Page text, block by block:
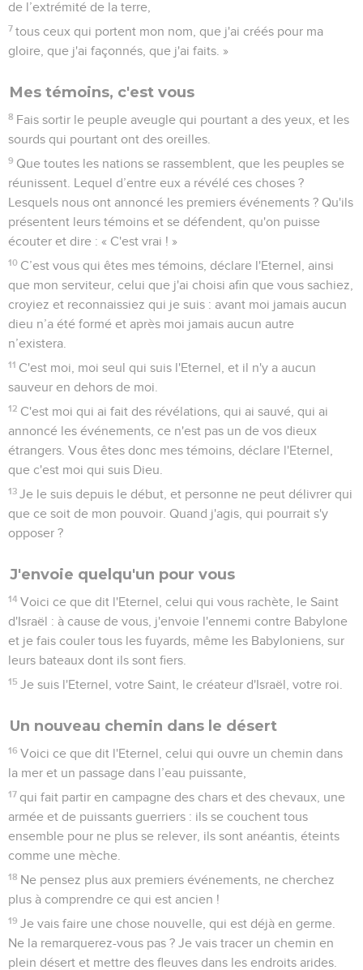
de l’extrémité de la terre,
7 tous ceux qui portent mon nom, que j'ai créés pour ma
gloire, que j'ai façonnés, que j'ai faits. »
Mes témoins, c'est vous
8 Fais sortir le peuple aveugle qui pourtant a des yeux, et les
sourds qui pourtant ont des oreilles.
9 Que toutes les nations se rassemblent, que les peuples se
réunissent. Lequel d’entre eux a révélé ces choses ?
Lesquels nous ont annoncé les premiers événements ? Qu'ils
présentent leurs témoins et se défendent, qu'on puisse
écouter et dire : « C'est vrai ! »
10 C’est vous qui êtes mes témoins, déclare l'Eternel, ainsi
que mon serviteur, celui que j'ai choisi afin que vous sachiez,
croyiez et reconnaissiez qui je suis : avant moi jamais aucun
dieu n’a été formé et après moi jamais aucun autre
n’existera.
11 C'est moi, moi seul qui suis l'Eternel, et il n'y a aucun
sauveur en dehors de moi.
12 C'est moi qui ai fait des révélations, qui ai sauvé, qui ai
annoncé les événements, ce n'est pas un de vos dieux
étrangers. Vous êtes donc mes témoins, déclare l'Eternel,
que c'est moi qui suis Dieu.
13 Je le suis depuis le début, et personne ne peut délivrer qui
que ce soit de mon pouvoir. Quand j'agis, qui pourrait s'y
opposer ?
J'envoie quelqu'un pour vous
14 Voici ce que dit l'Eternel, celui qui vous rachète, le Saint
d'Israël : à cause de vous, j'envoie l'ennemi contre Babylone
et je fais couler tous les fuyards, même les Babyloniens, sur
leurs bateaux dont ils sont fiers.
15 Je suis l'Eternel, votre Saint, le créateur d'Israël, votre roi.
Un nouveau chemin dans le désert
16 Voici ce que dit l'Eternel, celui qui ouvre un chemin dans
la mer et un passage dans l’eau puissante,
17 qui fait partir en campagne des chars et des chevaux, une
armée et de puissants guerriers : ils se couchent tous
ensemble pour ne plus se relever, ils sont anéantis, éteints
comme une mèche.
18 Ne pensez plus aux premiers événements, ne cherchez
plus à comprendre ce qui est ancien !
19 Je vais faire une chose nouvelle, qui est déjà en germe.
Ne la remarquerez-vous pas ? Je vais tracer un chemin en
plein désert et mettre des fleuves dans les endroits arides.